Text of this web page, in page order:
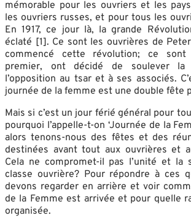
mémorable pour les ouvriers et les
les ouvriers russes, et pour tous les
En 1917, ce jour là, la grande
éclaté [1]. Ce sont les ouvrières de
commencé cette révolution; ce
premier, ont décidé de soulever la
l’opposition au tsar et à ses associés.
journée de la femme est une double fête
Mais si c’est un jour férié général pour
pourquoi l’appelle-t-on ‘Journée de la
alors tenons-nous des fêtes et des
destinées avant tout aux ouvrières et
Cela ne compromet-il pas l’unité et la
classe ouvrière? Pour répondre à ces
devons regarder en arrière et voir
de la Femme est arrivée et pour quelle
organisée.